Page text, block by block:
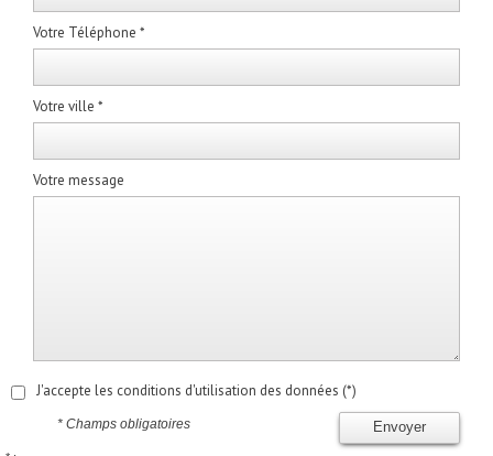
Votre Téléphone *
Votre ville *
Votre message
J'accepte les conditions d'utilisation des données (*)
Envoyer
* Champs obligatoires